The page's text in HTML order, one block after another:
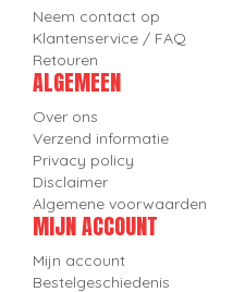
Neem contact op
Klantenservice / FAQ
Retouren
ALGEMEEN
Over ons
Verzend informatie
Privacy policy
Disclaimer
Algemene voorwaarden
MIJN ACCOUNT
Mijn account
Bestelgeschiedenis